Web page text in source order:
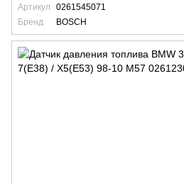
Артикул
0261545071
Бренд
BOSCH